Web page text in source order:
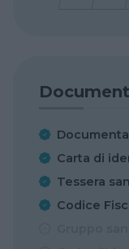
Carta di
Tessera
Codice